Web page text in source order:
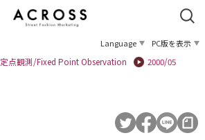
Language
PC版を表示
定点観測/Fixed Point Observation
2000/05